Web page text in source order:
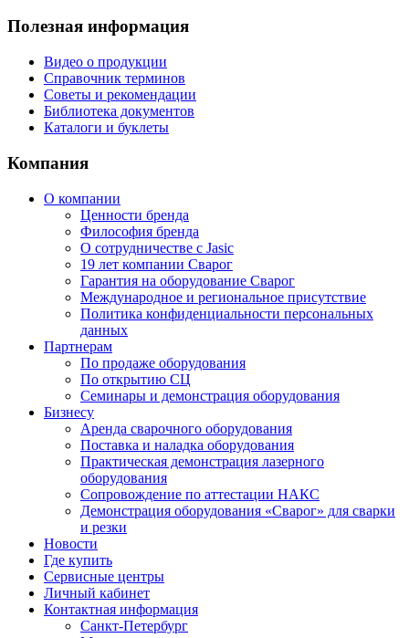
Полезная информация
Видео о продукции
Справочник терминов
Советы и рекомендации
Библиотека документов
Каталоги и буклеты
Компания
О компании
Ценности бренда
Философия бренда
О сотрудничестве с Jasic
19 лет компании Сварог
Гарантия на оборудование Сварог
Международное и региональное присутствие
Политика конфиденциальности персональных
данных
Партнерам
По продаже оборудования
По открытию СЦ
Семинары и демонстрация оборудования
Бизнесу
Аренда сварочного оборудования
Поставка и наладка оборудования
Практическая демонстрация лазерного
оборудования
Сопровождение по аттестации НАКС
Демонстрация оборудования «Сварог» для сварки
и резки
Новости
Где купить
Сервисные центры
Личный кабинет
Контактная информация
Санкт-Петербург